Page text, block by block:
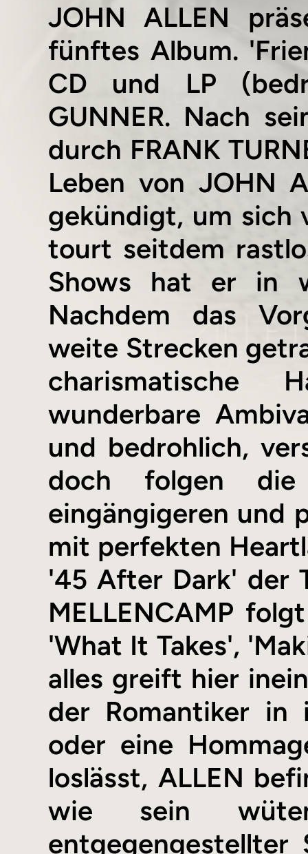
JOHN ALLEN
fünftes Album.
CD und LP
GUNNER. Nach
durch FRANK
Leben von JOHN
gekündigt, um sich
tourt seitdem
Shows hat er in
Nachdem das
weite Strecken
charismatische
wunderbare
und bedrohlich,
doch folgen die
eingängigeren und
mit perfekten
'45 After Dark' der
MELLENCAMP
'What It Takes',
alles greift hier
der Romantiker in
oder eine
loslässt, ALLEN
wie sein
entgegengestellter